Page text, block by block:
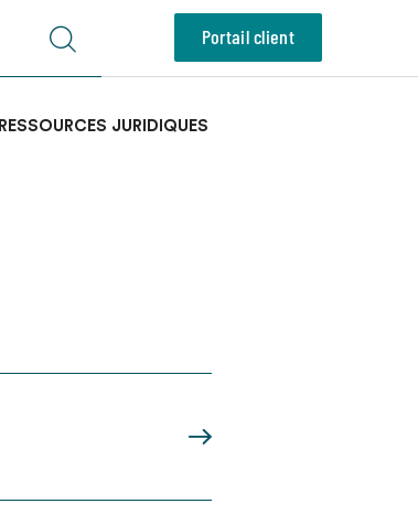
Portail client
RESSOURCES JURIDIQUES